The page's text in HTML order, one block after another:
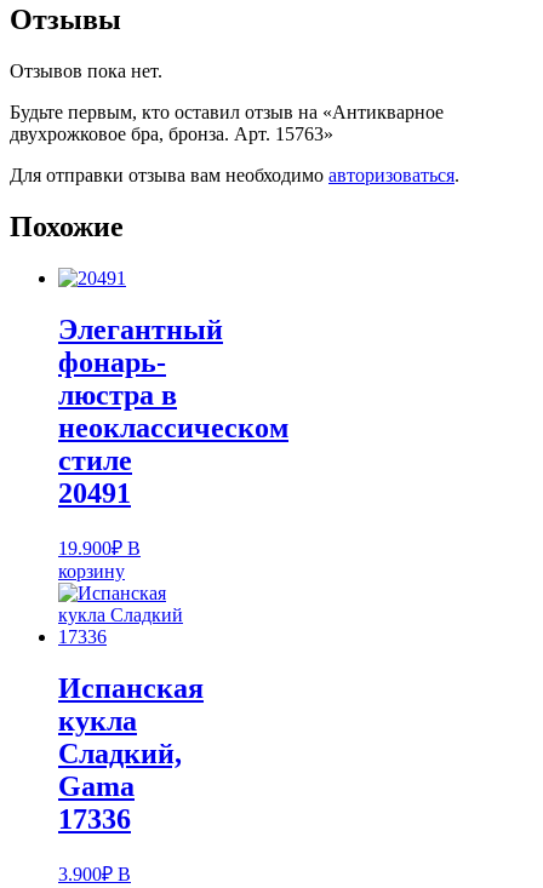
Отзывы
Отзывов пока нет.
Будьте первым, кто оставил отзыв на «Антикварное
двухрожковое бра, бронза. Арт. 15763»
Для отправки отзыва вам необходимо авторизоваться.
Похожие
Элегантный
фонарь-
люстра в
неоклассическом
стиле
20491
19.900₽ В
корзину
Испанская
кукла
Cладкий,
Gama
17336
3.900₽ В